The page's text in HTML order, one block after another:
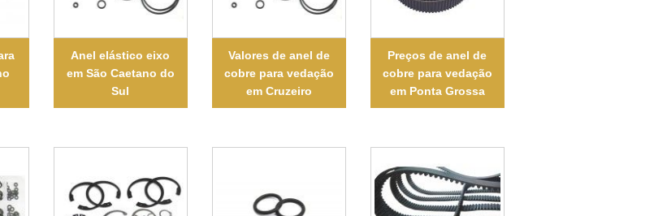
Anel elástico eixo
em São Caetano do
Sul
Valores de anel de
cobre para vedação
em Cruzeiro
Preços de anel de
cobre para vedação
em Ponta Grossa